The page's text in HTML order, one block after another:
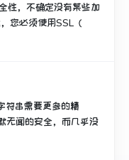
性，不确定没有某些加
您必须使用SSL（
符串需要更多的精
无闻的安全，而几乎没